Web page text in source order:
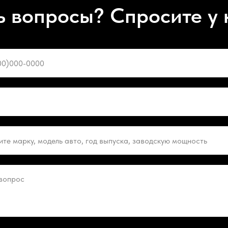
вопросы? Спросите у